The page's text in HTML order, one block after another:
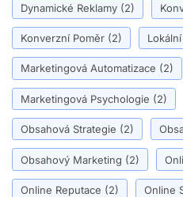
Dynamické Reklamy (2)
Konverzní Poměr (2)
Marketingová Automatizace (2)
Marketingová Psychologie (2)
Obsahová Strategie (2)
Obsahový Marketing (2)
Online Reputace (2) Online